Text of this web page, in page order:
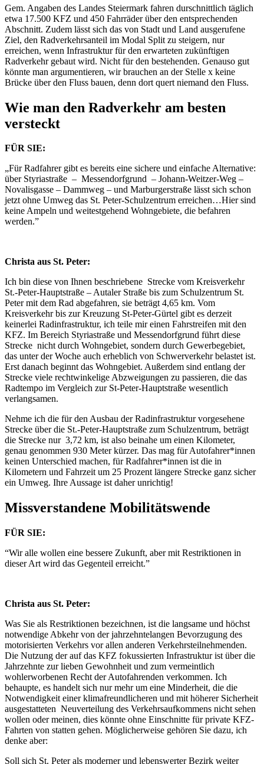
Gem. Angaben des Landes Steiermark fahren durschnittlich täglich
etwa 17.500 KFZ und 450 Fahrräder über den entsprechenden
Abschnitt. Zudem lässt sich das von Stadt und Land ausgerufene
Ziel, den Radverkehrsanteil im Modal Split zu steigern, nur
erreichen, wenn Infrastruktur für den erwarteten zukünftigen
Radverkehr gebaut wird. Nicht für den bestehenden. Genauso gut
könnte man argumentieren, wir brauchen an der Stelle x keine
Brücke über den Fluss bauen, denn dort quert niemand den Fluss.
Wie man den Radverkehr am besten
versteckt
FÜR SIE:
„Für Radfahrer gibt es bereits eine sichere und einfache Alternative:
über Styriastraße – Messendorfgrund – Johann-Weitzer-Weg –
Novalisgasse – Dammweg – und Marburgerstraße lässt sich schon
jetzt ohne Umweg das St. Peter-Schulzentrum erreichen…Hier sind
keine Ampeln und weitestgehend Wohngebiete, die befahren
werden.”
Christa aus St. Peter:
Ich bin diese von Ihnen beschriebene Strecke vom Kreisverkehr
St.-Peter-Hauptstraße – Autaler Straße bis zum Schulzentrum St.
Peter mit dem Rad abgefahren, sie beträgt 4,65 km. Vom
Kreisverkehr bis zur Kreuzung St-Peter-Gürtel gibt es derzeit
keinerlei Radinfrastruktur, ich teile mir einen Fahrstreifen mit den
KFZ. Im Bereich Styriastraße und Messendorfgrund führt diese
Strecke nicht durch Wohngebiet, sondern durch Gewerbegebiet,
das unter der Woche auch erheblich von Schwerverkehr belastet ist.
Erst danach beginnt das Wohngebiet. Außerdem sind entlang der
Strecke viele rechtwinkelige Abzweigungen zu passieren, die das
Radtempo im Vergleich zur St-Peter-Hauptstraße wesentlich
verlangsamen.
Nehme ich die für den Ausbau der Radinfrastruktur vorgesehene
Strecke über die St.-Peter-Hauptstraße zum Schulzentrum, beträgt
die Strecke nur 3,72 km, ist also beinahe um einen Kilometer,
genau genommen 930 Meter kürzer. Das mag für Autofahrer*innen
keinen Unterschied machen, für Radfahrer*innen ist die in
Kilometern und Fahrzeit um 25 Prozent längere Strecke ganz sicher
ein Umweg. Ihre Aussage ist daher unrichtig!
Missverstandene Mobilitätswende
FÜR SIE:
“Wir alle wollen eine bessere Zukunft, aber mit Restriktionen in
dieser Art wird das Gegenteil erreicht.”
Christa aus St. Peter:
Was Sie als Restriktionen bezeichnen, ist die langsame und höchst
notwendige Abkehr von der jahrzehntelangen Bevorzugung des
motorisierten Verkehrs vor allen anderen Verkehrsteilnehmenden.
Die Nutzung der auf das KFZ fokussierten Infrastruktur ist über die
Jahrzehnte zur lieben Gewohnheit und zum vermeintlich
wohlerworbenen Recht der Autofahrenden verkommen. Ich
behaupte, es handelt sich nur mehr um eine Minderheit, die die
Notwendigkeit einer klimafreundlicheren und mit höherer Sicherheit
ausgestatteten Neuverteilung des Verkehrsaufkommens nicht sehen
wollen oder meinen, dies könnte ohne Einschnitte für private KFZ-
Fahrten von statten gehen. Möglicherweise gehören Sie dazu, ich
denke aber:
Soll sich St. Peter als moderner und lebenswerter Bezirk weiter